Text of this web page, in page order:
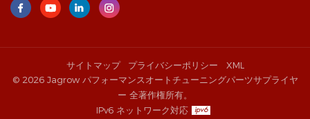
サイトマップ プライバシーポリシー
XML
© 2026 Jagrow パフォーマンスオートチューニングパーツサプライヤ
ー 全著作権所有。
IPv6 ネットワーク対応